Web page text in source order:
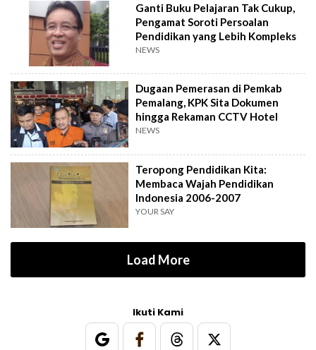
Ganti Buku Pelajaran Tak Cukup,
Pengamat Soroti Persoalan
Pendidikan yang Lebih Kompleks
NEWS
Dugaan Pemerasan di Pemkab
Pemalang, KPK Sita Dokumen
hingga Rekaman CCTV Hotel
NEWS
Teropong Pendidikan Kita:
Membaca Wajah Pendidikan
Indonesia 2006-2007
YOUR SAY
Load More
Ikuti Kami